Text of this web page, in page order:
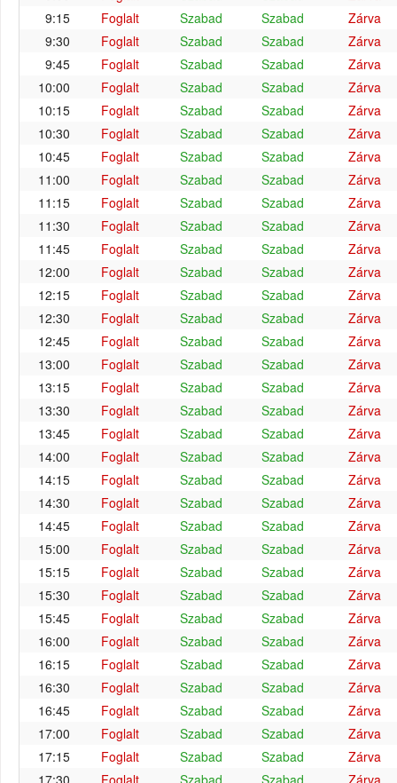
9:15
Foglalt Szabad Szabad
Zárva
9:30
Foglalt Szabad Szabad
Zárva
9:45
Foglalt Szabad Szabad
Zárva
10:00
Foglalt Szabad Szabad
Zárva
10:15
Foglalt Szabad Szabad
Zárva
10:30
Foglalt Szabad Szabad
Zárva
10:45
Foglalt Szabad Szabad
Zárva
11:00
Foglalt Szabad Szabad
Zárva
11:15
Foglalt Szabad Szabad
Zárva
11:30
Foglalt Szabad Szabad
Zárva
11:45
Foglalt Szabad Szabad
Zárva
12:00
Foglalt Szabad Szabad
Zárva
12:15
Foglalt Szabad Szabad
Zárva
12:30
Foglalt Szabad Szabad
Zárva
12:45
Foglalt Szabad Szabad
Zárva
13:00
Foglalt Szabad Szabad
Zárva
13:15
Foglalt Szabad Szabad
Zárva
13:30
Foglalt Szabad Szabad
Zárva
13:45
Foglalt Szabad Szabad
Zárva
14:00
Foglalt Szabad Szabad
Zárva
14:15
Foglalt Szabad Szabad
Zárva
14:30
Foglalt Szabad Szabad
Zárva
14:45
Foglalt Szabad Szabad
Zárva
15:00
Foglalt Szabad Szabad
Zárva
15:15
Foglalt Szabad Szabad
Zárva
15:30
Foglalt Szabad Szabad
Zárva
15:45
Foglalt Szabad Szabad
Zárva
16:00
Foglalt Szabad Szabad
Zárva
16:15
Foglalt Szabad Szabad
Zárva
16:30
Foglalt Szabad Szabad
Zárva
16:45
Foglalt Szabad Szabad
Zárva
17:00
Foglalt Szabad Szabad
Zárva
17:15
Foglalt Szabad Szabad
Zárva